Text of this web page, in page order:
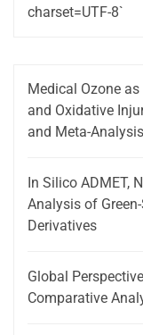
charset=UTF-8`
Medical Ozone
and Oxidative
and Meta-
In Silico ADMET,
Analysis of
Derivatives
Global
Comparative